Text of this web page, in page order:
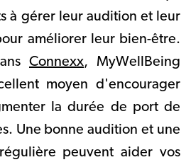
à gérer leur audition et leur
améliorer leur bien-être.
Connexx, MyWellBeing
moyen d'encourager
la durée de port de
Une bonne audition et une
peuvent aider vos